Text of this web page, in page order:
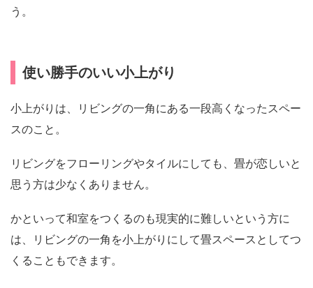
う。
使い勝手のいい小上がり
小上がりは、リビングの一角にある一段高くなったスペー
スのこと。
リビングをフローリングやタイルにしても、畳が恋しいと
思う方は少なくありません。
かといって和室をつくるのも現実的に難しいという方に
は、リビングの一角を小上がりにして畳スペースとしてつ
くることもできます。